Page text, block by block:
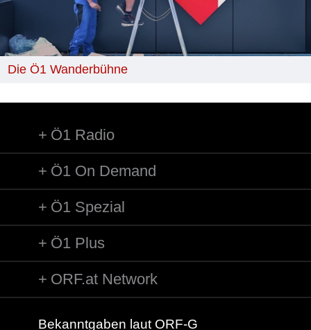
Die Ö1 Wanderbühne
Ö1 Radio
Ö1 On Demand
Ö1 Spezial
Ö1 Plus
ORF.at Network
Bekanntgaben laut ORF-G